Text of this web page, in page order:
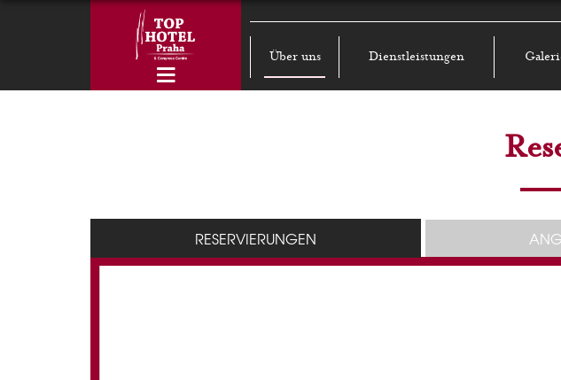
Über uns Dienstleistungen
RESERVIERUNGEN